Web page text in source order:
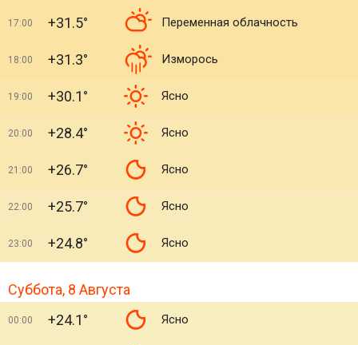
17:00 +31.5° Переменная облачность
18:00 +31.3° Изморось
19:00 +30.1° Ясно
20:00 +28.4° Ясно
21:00 +26.7° Ясно
22:00 +25.7° Ясно
23:00 +24.8° Ясно
Суббота, 8 Августа
00:00 +24.1° Ясно